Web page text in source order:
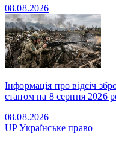
08.08.2026
Інформація про відсіч
станом на 8 серпня 2026
08.08.2026
UPУкраїнське право